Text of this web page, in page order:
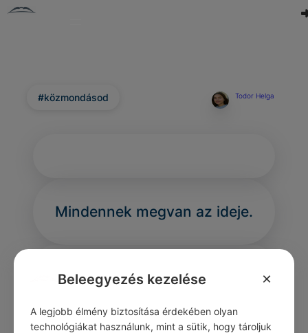
#közmondásod Todor Helga
Mindennek megvan az ideje.
Beleegyezés kezelése ×
A legjobb élmény biztosítása érdekében olyan
technológiákat használunk, mint a sütik, hogy tároljuk